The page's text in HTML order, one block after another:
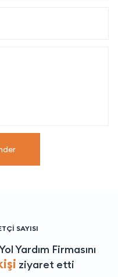
SAYISI
Yardım Firmasını
ziyaret etti